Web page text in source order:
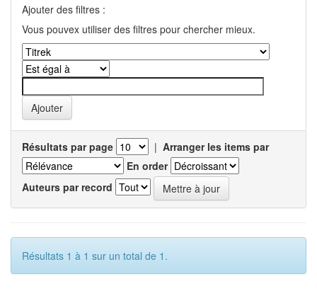
Ajouter des filtres :
Vous pouvex utiliser des filtres pour chercher mieux.
Résultats par page | Arranger les items par
En order
Auteurs par record
Résultats 1 à 1 sur un total de 1.